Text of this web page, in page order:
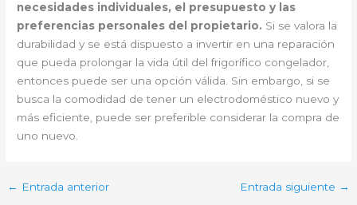
necesidades individuales, el presupuesto y las
preferencias personales del propietario. Si se valora la
durabilidad y se está dispuesto a invertir en una reparación
que pueda prolongar la vida útil del frigorífico congelador,
entonces puede ser una opción válida. Sin embargo, si se
busca la comodidad de tener un electrodoméstico nuevo y
más eficiente, puede ser preferible considerar la compra de
uno nuevo.
← Entrada anterior Entrada siguiente →